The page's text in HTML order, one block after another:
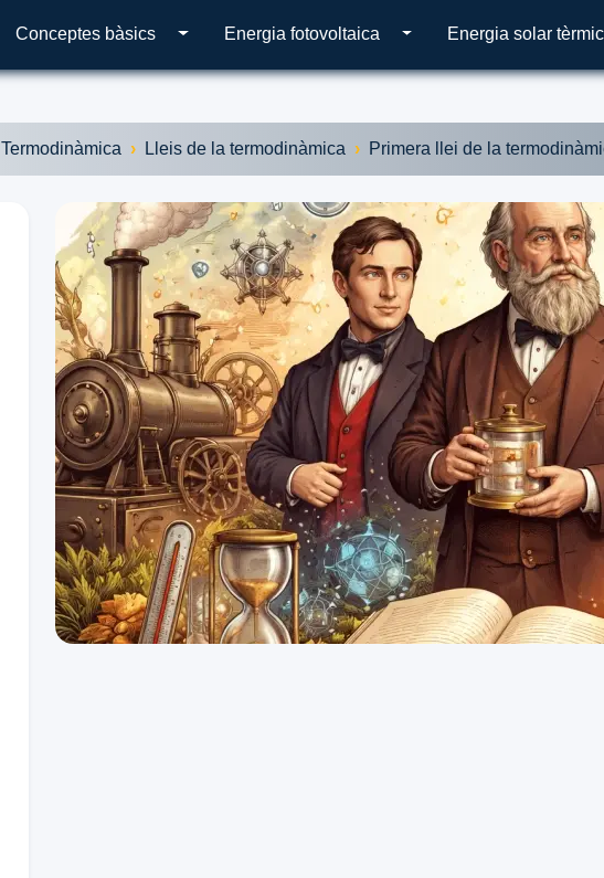
Conceptes bàsics Energia fotovoltaica Energia solar
Termodinàmica Lleis de la termodinàmica Primera llei de la